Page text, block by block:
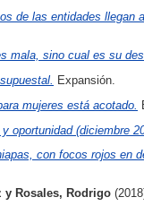
de las entidades llegan
mala, sino cual es su
Expansión.
mujeres está acotado.
oportunidad (diciembre
con focos rojos en
y Rosales, Rodrigo